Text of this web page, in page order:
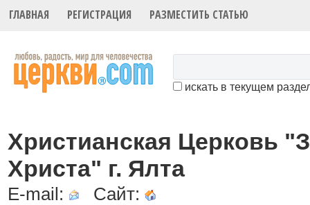
ГЛАВНАЯ РЕГИСТРАЦИЯ РАЗМЕСТИТЬ СТАТЬЮ
искать в текущем
Христианская Церковь
Христа" г. Ялта
E-mail:
Сайт: